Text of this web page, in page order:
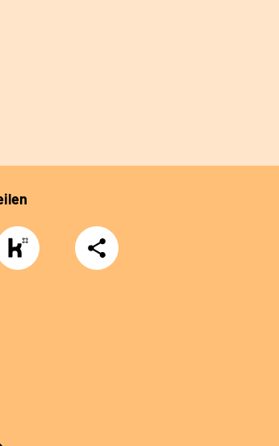
https://www.kununu.com/de/deutsche-
rentenversicherung-
nordbayern6
Teilen